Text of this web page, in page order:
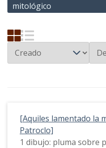
mitológico
[Aquiles lamentado la
Patroclo]
1 dibujo: pluma sobre